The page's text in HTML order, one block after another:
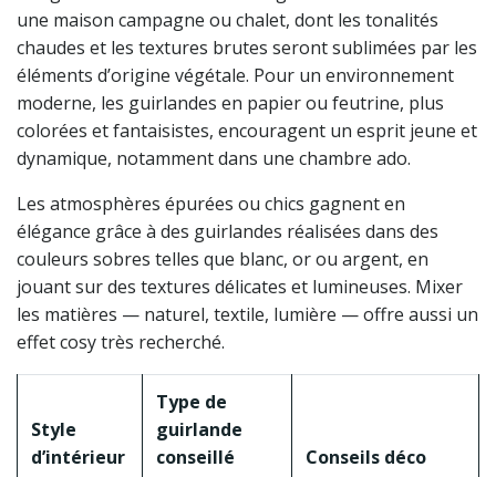
une maison campagne ou chalet, dont les tonalités
chaudes et les textures brutes seront sublimées par les
éléments d’origine végétale. Pour un environnement
moderne, les guirlandes en papier ou feutrine, plus
colorées et fantaisistes, encouragent un esprit jeune et
dynamique, notamment dans une chambre ado.
Les atmosphères épurées ou chics gagnent en
élégance grâce à des guirlandes réalisées dans des
couleurs sobres telles que blanc, or ou argent, en
jouant sur des textures délicates et lumineuses. Mixer
les matières — naturel, textile, lumière — offre aussi un
effet cosy très recherché.
Style
d’intérieur
Type de
guirlande
conseillé
Conseils déco